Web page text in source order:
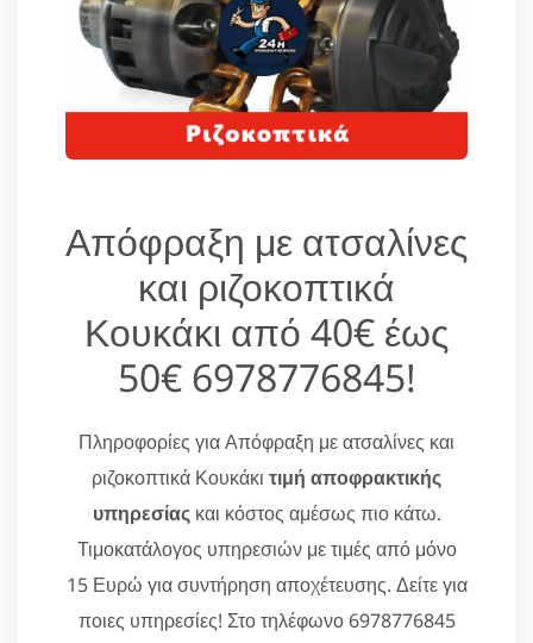
Απόφραξη με ατσαλίνες
και ριζοκοπτικά
Κουκάκι από 40€ έως
50€ 6978776845!
Πληροφορίες για Απόφραξη με ατσαλίνες και
ριζοκοπτικά Κουκάκι τιμή αποφρακτικής
υπηρεσίαςκαι κόστος αμέσως πιο κάτω.
Τιμοκατάλογος υπηρεσιών με τιμές από μόνο
15 Ευρώ για συντήρηση αποχέτευσης. Δείτε για
ποιες υπηρεσίες! Στο τηλέφωνο 6978776845